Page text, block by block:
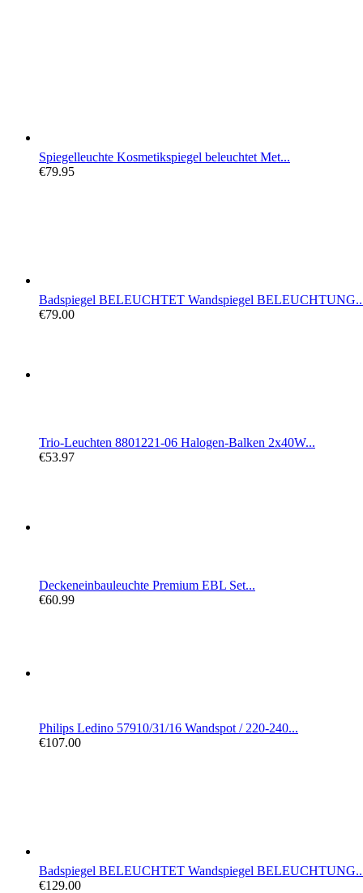
Spiegelleuchte Kosmetikspiegel beleuchtet Met...
€79.95
Badspiegel BELEUCHTET Wandspiegel
€79.00
Trio-Leuchten 8801221-06 Halogen-Balken 2x40W...
€53.97
Deckeneinbauleuchte Premium EBL Set...
€60.99
Philips Ledino 57910/31/16 Wandspot / 220-240...
€107.00
Badspiegel BELEUCHTET Wandspiegel
€129.00